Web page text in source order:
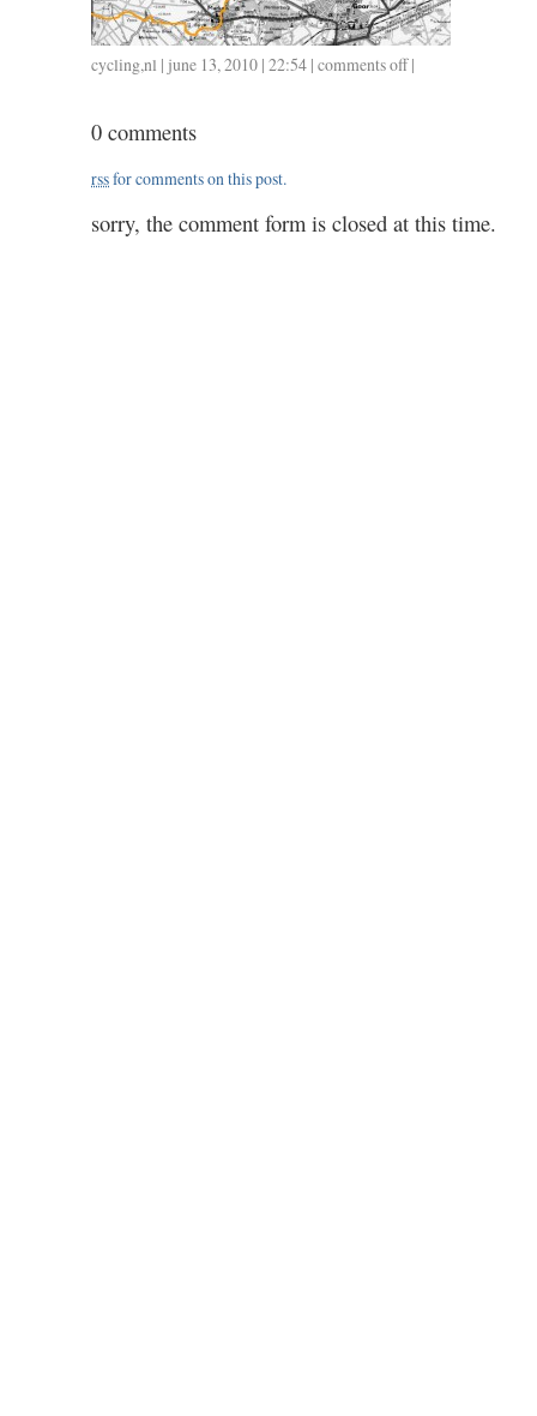
cycling,nl | june 13, 2010 | 22:54 | comments offon
|
0 comments
rssfor comments on this post.
sorry, the comment form is closed at this time.